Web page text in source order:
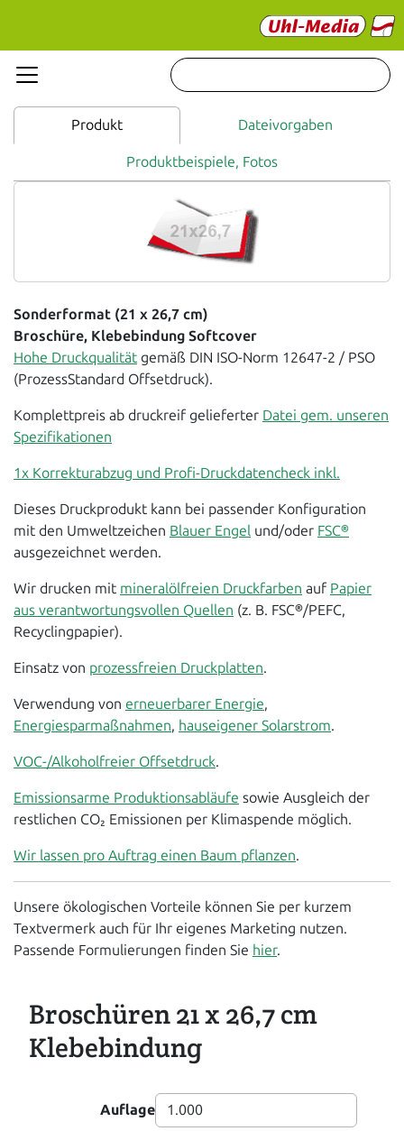
Produkt Dateivorgaben
Produktbeispiele, Fotos
Sonderformat (21 x 26,7 cm)
Broschüre, Klebebindung Softcover
Hohe Druckqualität gemäß DIN ISO-Norm 12647-2 / PSO
(ProzessStandard Offsetdruck).
Komplettpreis ab druckreif gelieferter Datei gem. unseren
Spezifikationen
1x Korrekturabzug und Profi-Druckdatencheck inkl.
Dieses Druckprodukt kann bei passender Konfiguration
mit den Umweltzeichen Blauer Engel und/oder FSC®
ausgezeichnet werden.
Wir drucken mit mineralölfreien Druckfarben auf Papier
aus verantwortungsvollen Quellen (z. B. FSC®/PEFC,
Recyclingpapier).
Einsatz von prozessfreien Druckplatten.
Verwendung von erneuerbarer Energie,
Energiesparmaßnahmen, hauseigener Solarstrom.
VOC-/Alkoholfreier Offsetdruck.
Emissionsarme Produktionsabläufe sowie Ausgleich der
restlichen CO₂ Emissionen per Klimaspende möglich.
Wir lassen pro Auftrag einen Baum pflanzen.
Unsere ökologischen Vorteile können Sie per kurzem
Textvermerk auch für Ihr eigenes Marketing nutzen.
Passende Formulierungen finden Sie hier.
Broschüren 21 x 26,7 cm
Klebebindung
Auflage